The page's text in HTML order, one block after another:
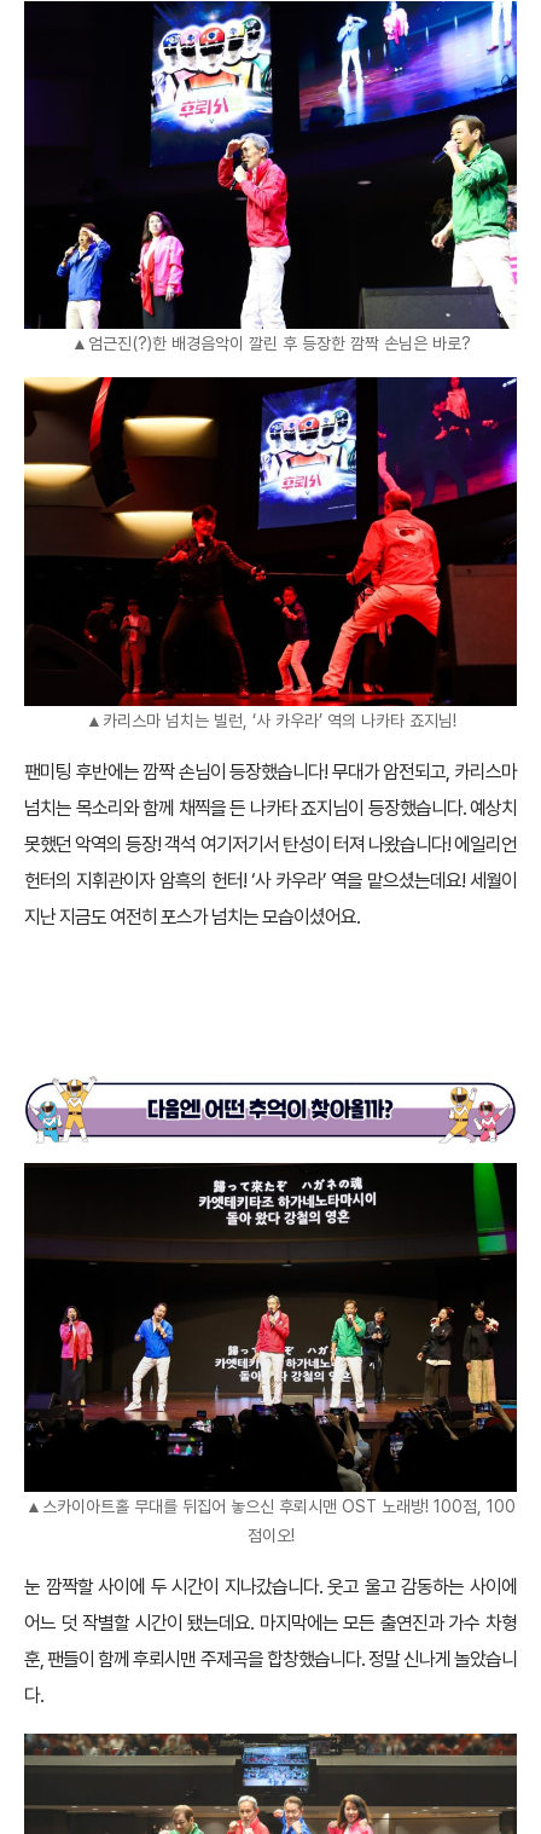
▲엄근진(?)한 배경음악이 깔린 후 등장한 깜짝 손님은 바로?
▲카리스마 넘치는 빌런, ‘사 카우라’ 역의 나카타 죠지님!
팬미팅 후반에는 깜짝 손님이 등장했습니다! 무대가 암전되고, 카리스마
넘치는 목소리와 함께 채찍을 든 나카타 죠지님이 등장했습니다. 예상치
못했던 악역의 등장! 객석 여기저기서 탄성이 터져 나왔습니다! 에일리언
헌터의 지휘관이자 암흑의 헌터! ‘사 카우라’ 역을 맡으셨는데요! 세월이
지난 지금도 여전히 포스가 넘치는 모습이셨어요.
▲스카이아트홀 무대를 뒤집어 놓으신 후뢰시맨 OST 노래방! 100점, 100
점이오!
눈 깜짝할 사이에 두 시간이 지나갔습니다. 웃고 울고 감동하는 사이에
어느 덧 작별할 시간이 됐는데요. 마지막에는 모든 출연진과 가수 차형
훈, 팬들이 함께 후뢰시맨 주제곡을 합창했습니다. 정말 신나게 놀았습니
다.